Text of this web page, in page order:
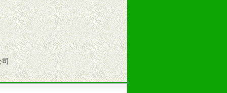
趋势与流行。
营养建康知识。为经销商、分销商
司